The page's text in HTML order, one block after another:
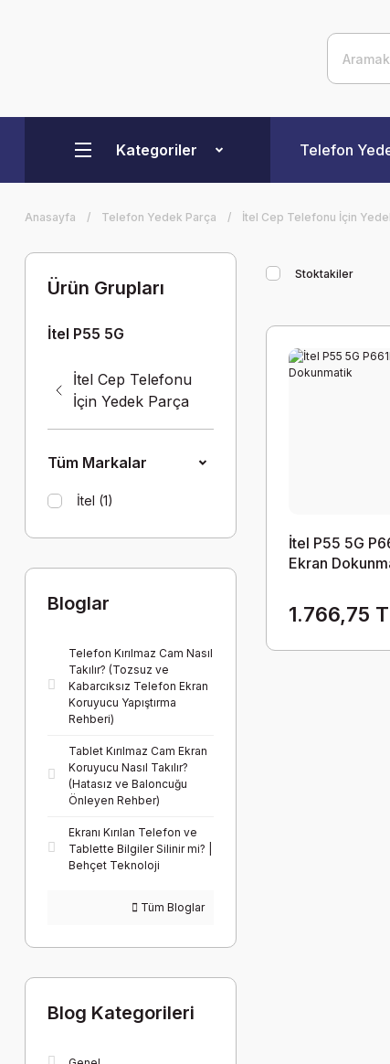
Kategoriler Telefon
Anasayfa Telefon Yedek Parça İtel Cep Telefonu İçin
Ürün Grupları
İtel P55 5G
İtel Cep Telefonu
İçin Yedek Parça
Tüm Markalar
İtel (1)
Bloglar
Telefon Kırılmaz Cam Nasıl
Takılır? (Tozsuz ve
Kabarcıksız Telefon Ekran
Koruyucu Yapıştırma
Rehberi)
Tablet Kırılmaz Cam Ekran
Koruyucu Nasıl Takılır?
(Hatasız ve Baloncuğu
Önleyen Rehber)
Ekranı Kırılan Telefon ve
Tablette Bilgiler Silinir mi? |
Behçet Teknoloji
Tüm Bloglar
Blog Kategorileri
Stoktakiler
İtel P55 5G
Ekran
1.766,75